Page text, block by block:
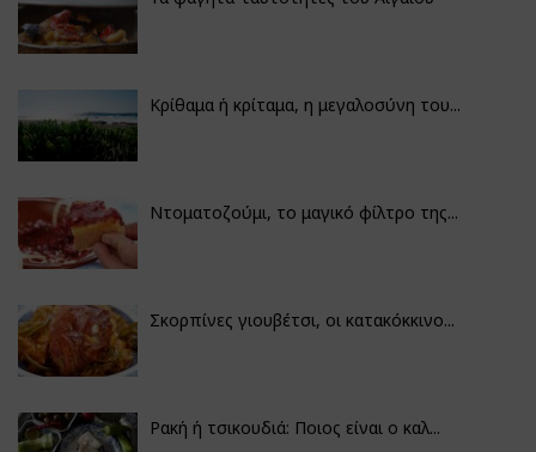
Κρίθαμα ή κρίταμα, η μεγαλοσύνη του...
Ντοματοζούμι, το μαγικό φίλτρο της...
Σκορπίνες γιουβέτσι, οι κατακόκκινο...
Ρακή ή τσικουδιά: Ποιος είναι ο καλ...